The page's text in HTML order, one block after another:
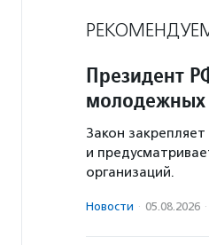
Президент
Закон
и
организаций.
Новости · 05.08.2026 ·